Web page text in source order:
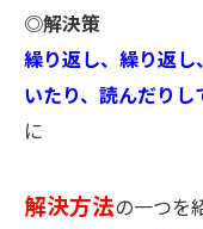
◎解決策
繰り返し、繰り返
いたり、読んだり
に
解決方法の一つを